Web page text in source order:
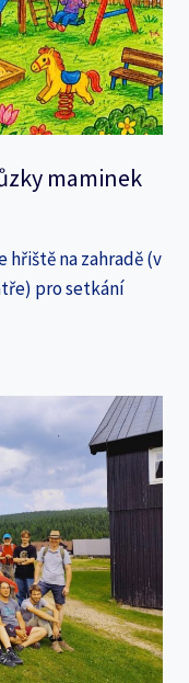
maminek
hřiště na zahradě (v
pro setkání